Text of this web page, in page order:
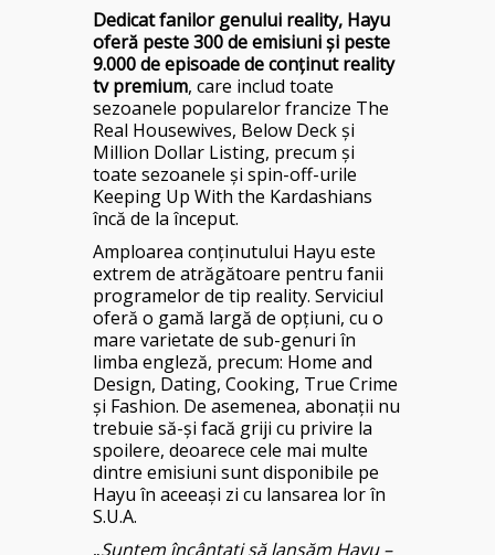
Dedicat fanilor genului reality, Hayu
oferă peste 300 de emisiuni și peste
9.000 de episoade de conținut reality
tv premium, care includ toate
sezoanele popularelor francize The
Real Housewives, Below Deck și
Million Dollar Listing, precum și
toate sezoanele și spin-off-urile
Keeping Up With the Kardashians
încă de la început.
Amploarea conținutului Hayu este
extrem de atrăgătoare pentru fanii
programelor de tip reality. Serviciul
oferă o gamă largă de opțiuni, cu o
mare varietate de sub-genuri în
limba engleză, precum: Home and
Design, Dating, Cooking, True Crime
și Fashion. De asemenea, abonații nu
trebuie să-și facă griji cu privire la
spoilere, deoarece cele mai multe
dintre emisiuni sunt disponibile pe
Hayu în aceeași zi cu lansarea lor în
S.U.A.
„Suntem încântați să lansăm Hayu –